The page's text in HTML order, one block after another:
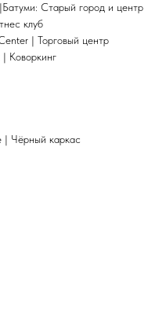
Старый город и центр
клуб
| Торговый центр
Коворкинг
| Чёрный каркас